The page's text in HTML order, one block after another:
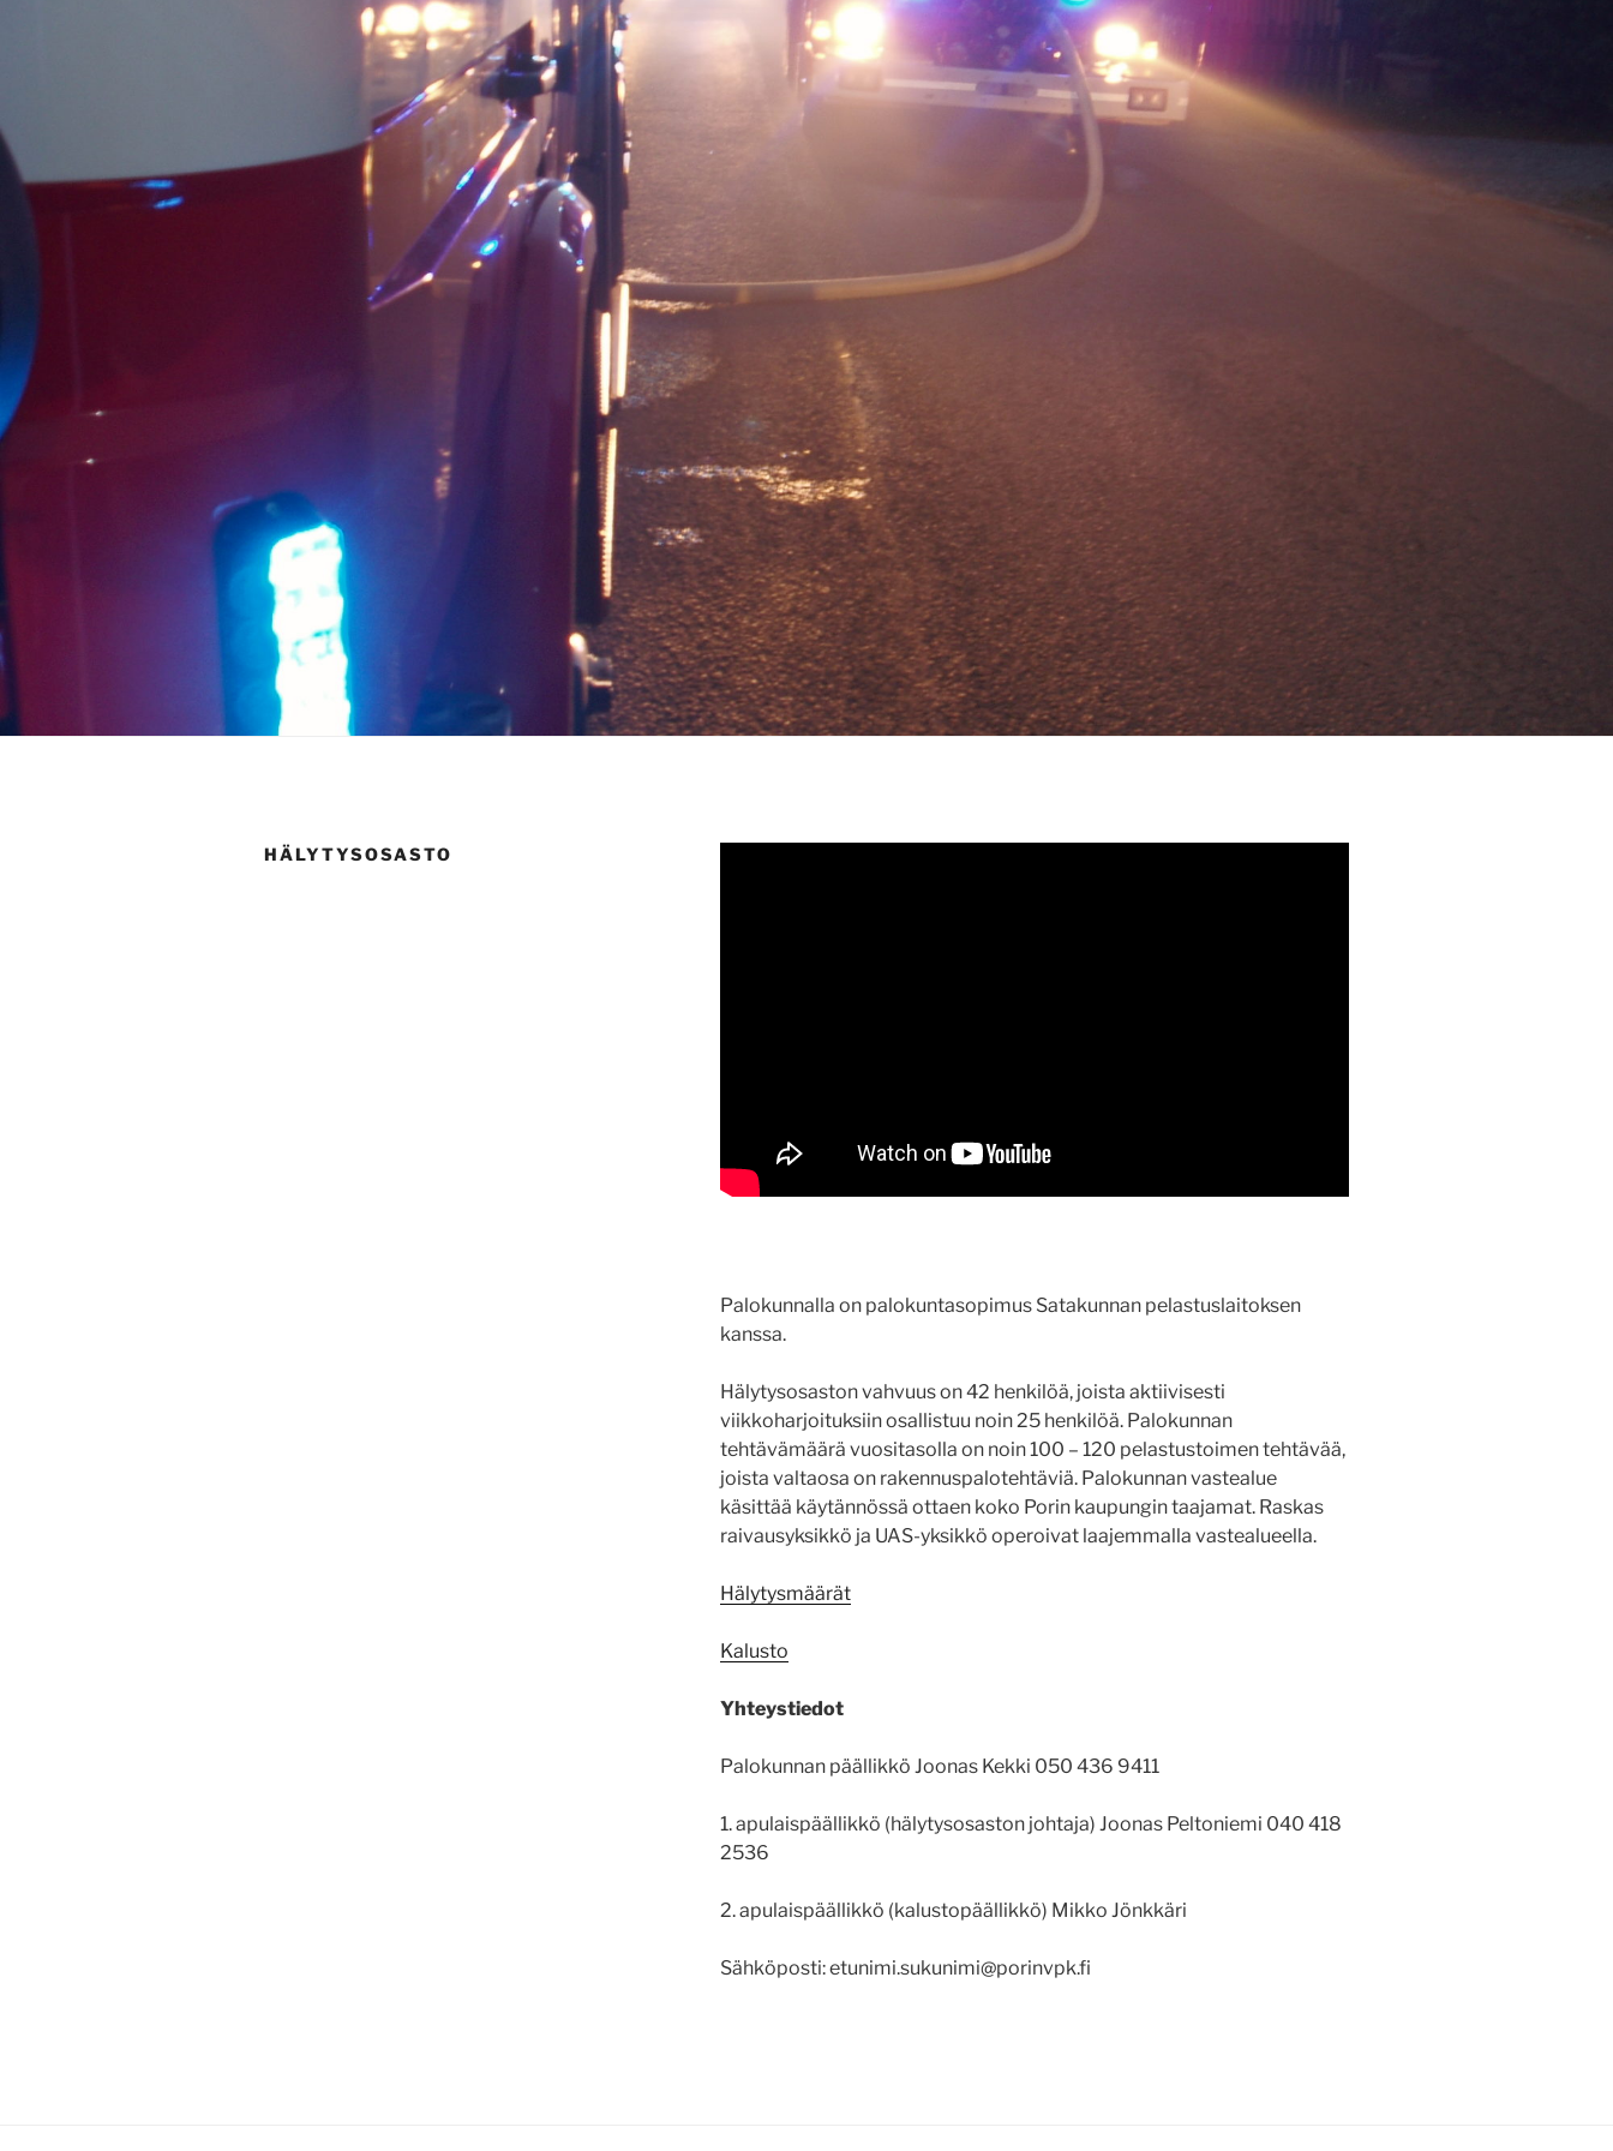
HÄLYTYSOSASTO
Palokunnalla on palokuntasopimus Satakunnan pelastuslaitoksen
kanssa.
Hälytysosaston vahvuus on 42 henkilöä, joista aktiivisesti
viikkoharjoituksiin osallistuu noin 25 henkilöä. Palokunnan
tehtävämäärä vuositasolla on noin 100 – 120 pelastustoimen tehtävää,
joista valtaosa on rakennuspalotehtäviä. Palokunnan vastealue
käsittää käytännössä ottaen koko Porin kaupungin taajamat. Raskas
raivausyksikkö ja UAS-yksikkö operoivat laajemmalla vastealueella.
Hälytysmäärät
Kalusto
Yhteystiedot
Palokunnan päällikkö Joonas Kekki 050 436 9411
1. apulaispäällikkö (hälytysosaston johtaja) Joonas Peltoniemi 040 418
2536
2. apulaispäällikkö (kalustopäällikkö) Mikko Jönkkäri
Sähköposti: etunimi.sukunimi@porinvpk.fi